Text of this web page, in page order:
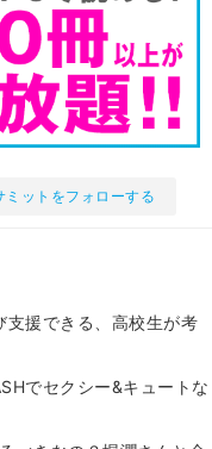
ミットをフォローする
支援できる、高校生が考
でセクシー&キュートな